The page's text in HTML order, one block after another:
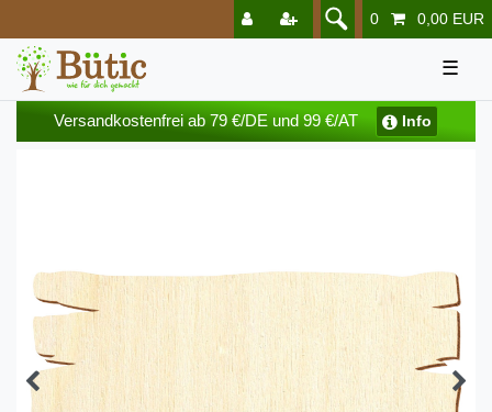
0 0,00 EUR
☰
Versandkostenfrei ab 79 €/DE und 99 €/AT Info